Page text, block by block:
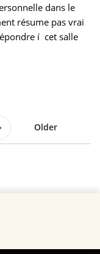
dans le
résume pas vrai
í cet salle
Older